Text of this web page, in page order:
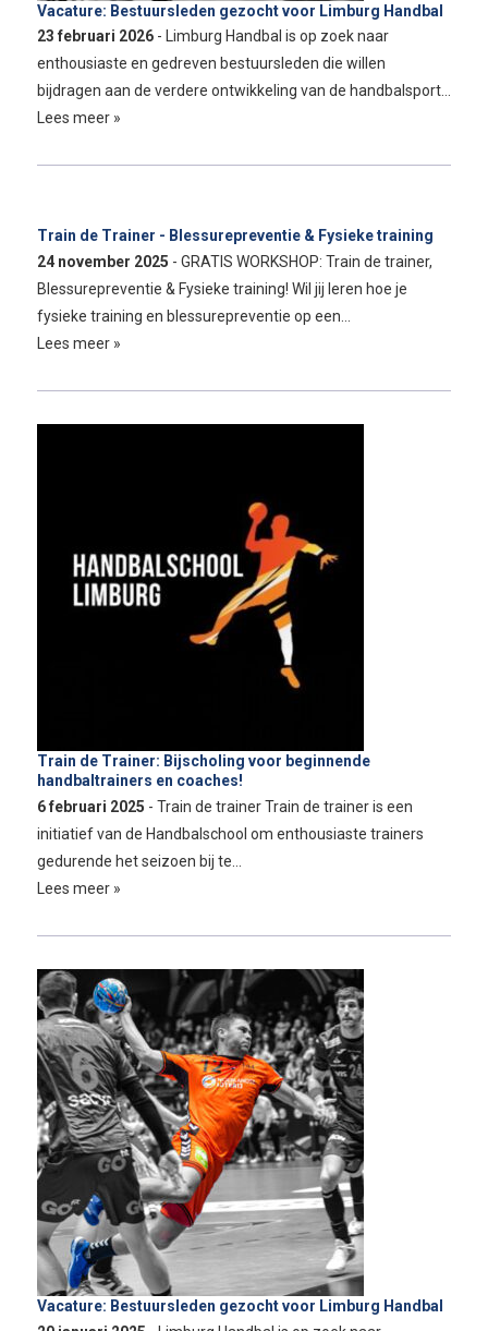
Vacature: Bestuursleden gezocht voor Limburg Handbal
23 februari 2026 - Limburg Handbal is op zoek naar
enthousiaste en gedreven bestuursleden die willen
bijdragen aan de verdere ontwikkeling van de handbalsport…
Lees meer »
Train de Trainer - Blessurepreventie & Fysieke training
24 november 2025 - GRATIS WORKSHOP: Train de trainer,
Blessurepreventie & Fysieke training! Wil jij leren hoe je
fysieke training en blessurepreventie op een…
Lees meer »
Train de Trainer: Bijscholing voor beginnende
handbaltrainers en coaches!
6 februari 2025 - Train de trainer Train de trainer is een
initiatief van de Handbalschool om enthousiaste trainers
gedurende het seizoen bij te…
Lees meer »
Vacature: Bestuursleden gezocht voor Limburg Handbal